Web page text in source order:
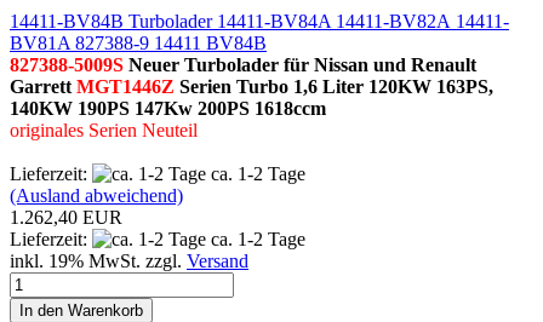
14411-BV84B Turbolader 14411-BV84A 14411-BV82A 14411-
BV81A 827388-9 14411 BV84B
827388-5009S Neuer Turbolader für Nissan und Renault
Garrett MGT1446Z Serien Turbo 1,6 Liter 120KW 163PS,
140KW 190PS 147Kw 200PS 1618ccm
originales Serien Neuteil
Lieferzeit:
ca. 1-2 Tage
(Ausland abweichend)
1.262,40 EUR
Lieferzeit:
ca. 1-2 Tage
inkl. 19% MwSt. zzgl. Versand
In den Warenkorb